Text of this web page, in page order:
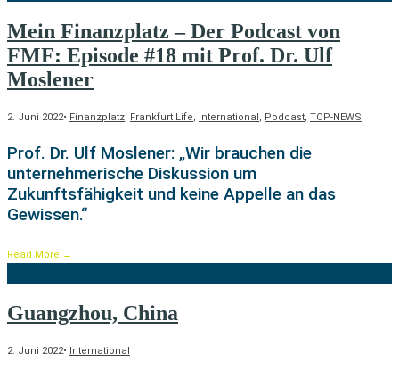
Mein Finanzplatz – Der Podcast von
FMF: Episode #18 mit Prof. Dr. Ulf
Moslener
2. Juni 2022• Finanzplatz, Frankfurt Life, International , Podcast, TOP-NEWS
Prof. Dr. Ulf Moslener: „Wir brauchen die
unternehmerische Diskussion um
Zukunftsfähigkeit und keine Appelle an das
Gewissen.“
Read More →
Guangzhou, China
2. Juni 2022• International